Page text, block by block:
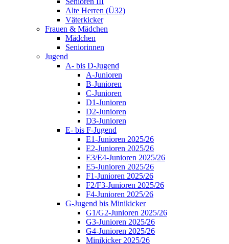
Alte Herren (Ü32)
Väterkicker
Frauen & Mädchen
Mädchen
Seniorinnen
Jugend
A- bis D-Jugend
A-Junioren
B-Junioren
C-Junioren
D1-Junioren
D2-Junioren
D3-Junioren
E- bis F-Jugend
E1-Junioren 2025/26
E2-Junioren 2025/26
E3/E4-Junioren 2025/26
E5-Junioren 2025/26
F1-Junioren 2025/26
F2/F3-Junioren 2025/26
F4-Junioren 2025/26
G-Jugend bis Minikicker
G1/G2-Junioren 2025/26
G3-Junioren 2025/26
G4-Junioren 2025/26
Minikicker 2025/26